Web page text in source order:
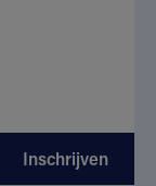
Inschrijven